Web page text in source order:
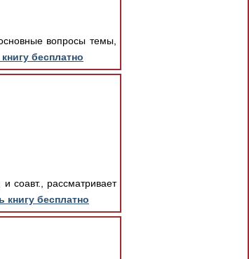
вопросы темы,
бесплатно
соавт., рассматривает
книгу бесплатно